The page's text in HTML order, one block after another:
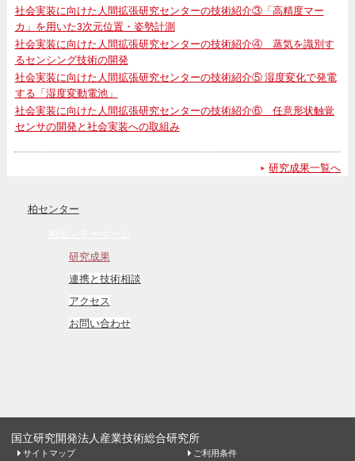
社会実装に向けた人間拡張研究センターの技術紹介③「高精度マー
カ」を用いた3次元位置・姿勢計測
社会実装に向けた人間拡張研究センターの技術紹介④ 蒸気を識別す
るセンシング技術の開発
社会実装に向けた人間拡張研究センターの技術紹介⑤ 湿度変化で発電
する「湿度変動電池」
社会実装に向けた人間拡張研究センターの技術紹介⑥ 任意形状触覚
センサの開発と社会実装への取組み
研究成果一覧へ
柏センター
研究成果
連携と技術相談
アクセス
お問い合わせ
国立研究開発法人産業技術総合研究所
サイトマップ ご利用条件